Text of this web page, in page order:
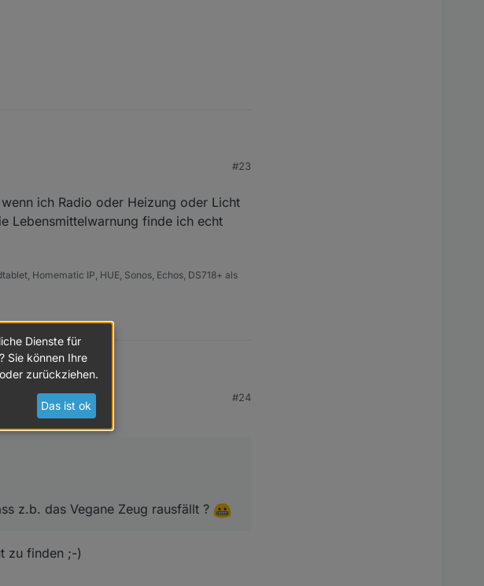
#23
ich Radio oder Heizung oder Licht
Lebensmittelwarnung finde ich echt
Homematic IP, HUE, Sonos, Echos, DS718+ als
das Vegane Zeug rausfällt ?
#24
z.b. das Vegane Zeug rausfällt ?
zu finden ;-)
Dienste für
Sie können Ihre
zurückziehen.
Das ist ok